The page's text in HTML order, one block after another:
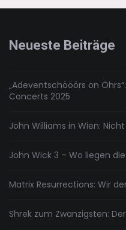
James
Bond
Neueste Beiträge
„Adeventschööörs on
Concerts 2025
John Williams in Wien:
John Wick 3 – Wo liegen
Matrix Resurrections: Wir
Shrek zum Zwanzigsten: